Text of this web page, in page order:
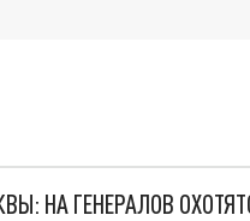
НА ГЕНЕРАЛОВ